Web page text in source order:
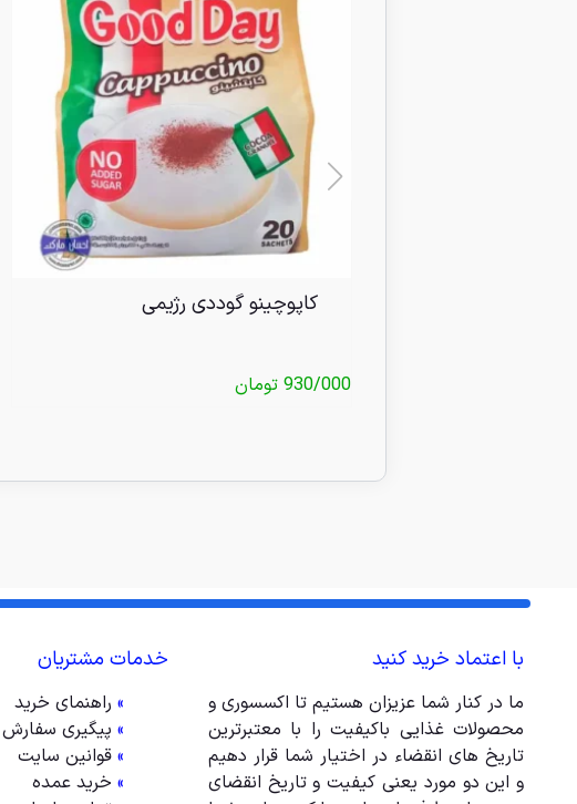
کاپوچینو گوددی رژیمی
930/000 تومان
با اعتماد خرید کنید
ما در کنار شما عزیزان هستیم تا اکسسوری و
محصولات غذایی باکیفیت را با معتبرترین
تاریخ های انقضاء در اختیار شما قرار دهیم
و این دو مورد یعنی کیفیت و تاریخ انقضای
خدمات مشتریان
» راهنمای خرید
» پیگیری سفارش
» قوانین سایت
» خرید عمده